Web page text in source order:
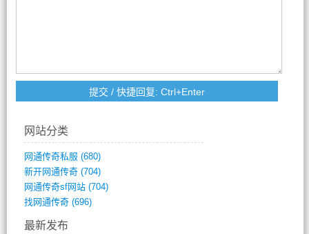
网站分类
网通传奇私服 (680)
新开网通传奇(704)
网通传奇sf网站(704)
找网通传奇(696)
最新发布